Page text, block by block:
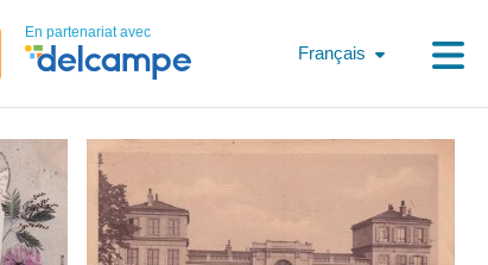
En partenariat avec
Français